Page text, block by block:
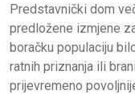
Predstavnički dom
predložene izmjene
boračku populaciju
ratnih priznanja ili
prijevremeno